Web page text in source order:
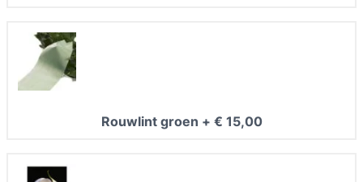
Rouwlint groen + € 15,00